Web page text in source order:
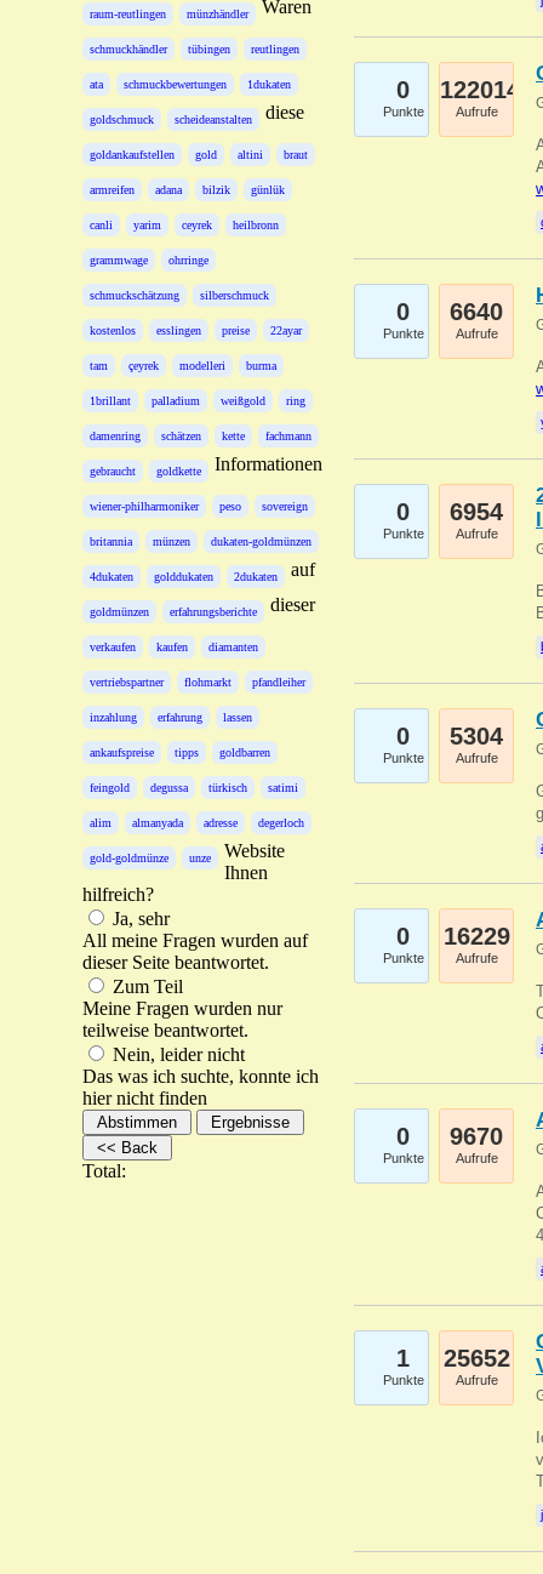
raum-reutlingen münzhändler
schmuckhändler tübingen reutlingen
ata schmuckbewertungen 1dukaten
goldschmuck scheideanstalten
goldankaufstellen gold altini braut
armreifen adana bilzik günlük
canli yarim ceyrek heilbronn
grammwage ohrringe
schmuckschätzung silberschmuck
kostenlos esslingen preise 22ayar
tam çeyrek modelleri burma
1brillant palladium weißgold ring
damenring schätzen kette fachmann
gebraucht goldkette
wiener-philharmoniker peso sovereign
britannia münzen dukaten-goldmünzen
4dukaten golddukaten 2dukaten
goldmünzen erfahrungsberichte
verkaufen kaufen diamanten
vertriebspartner flohmarkt pfandleiher
inzahlung erfahrung lassen
ankaufspreise tipps goldbarren
feingold degussa türkisch satimi
alim almanyada adresse degerloch
gold-goldmünze unze
Waren
diese
Informationen
auf
dieser
Website
Ihnen
hilfreich?
Ja, sehr
All meine Fragen wurden auf
dieser Seite beantwortet.
Zum Teil
Meine Fragen wurden nur
teilweise beantwortet.
Nein, leider nicht
Das was ich suchte, konnte ich
hier nicht finden
Total:
0
Punkte
122014
Aufrufe
0
Punkte
6640
Aufrufe
0
Punkte
6954
Aufrufe
0
Punkte
5304
Aufrufe
0
Punkte
16229
Aufrufe
0
Punkte
9670
Aufrufe
1
Punkte
25652
Aufrufe